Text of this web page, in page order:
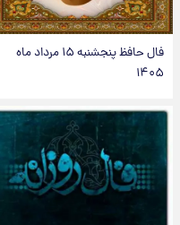
فال حافظ پنجشنبه ۱۵ مرداد ماه
۱۴۰۵